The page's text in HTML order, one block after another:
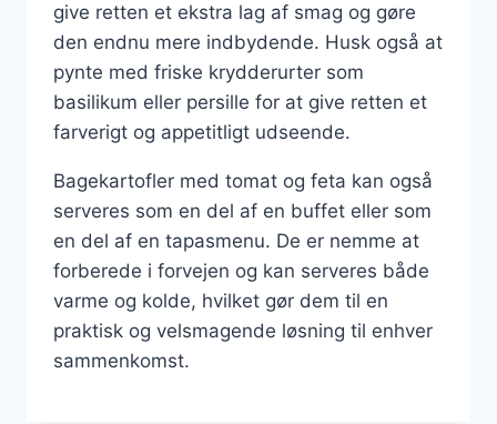
give retten et ekstra lag af smag og gøre
den endnu mere indbydende. Husk også at
pynte med friske krydderurter som
basilikum eller persille for at give retten et
farverigt og appetitligt udseende.
Bagekartofler med tomat og feta kan også
serveres som en del af en buffet eller som
en del af en tapasmenu. De er nemme at
forberede i forvejen og kan serveres både
varme og kolde, hvilket gør dem til en
praktisk og velsmagende løsning til enhver
sammenkomst.